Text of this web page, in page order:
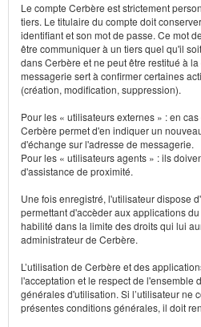
Le compte Cerbère est strictement
tiers. Le titulaire du compte doit
identifiant et son mot de passe. Ce mot
être communiquer à un tiers quel qu'il
dans Cerbère et ne peut être restitué à
messagerie sert à confirmer certaines
(création, modification, suppression).
Pour les « utilisateurs externes » : en
Cerbère permet d'en indiquer un
d'échange sur l'adresse de messagerie.
Pour les « utilisateurs agents » : ils
d'assistance de proximité.
Une fois enregistré, l'utilisateur dispose
permettant d'accèder aux applications
habilité dans la limite des droits qui lui
administrateur de Cerbère.
L’utilisation de Cerbère et des
l'acceptation et le respect de l'ensemble
générales d'utilisation. Si l’utilisateur ne
présentes conditions générales, il doit